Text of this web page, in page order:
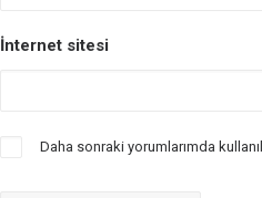
İnternet sitesi
Daha sonraki yorumlarımda